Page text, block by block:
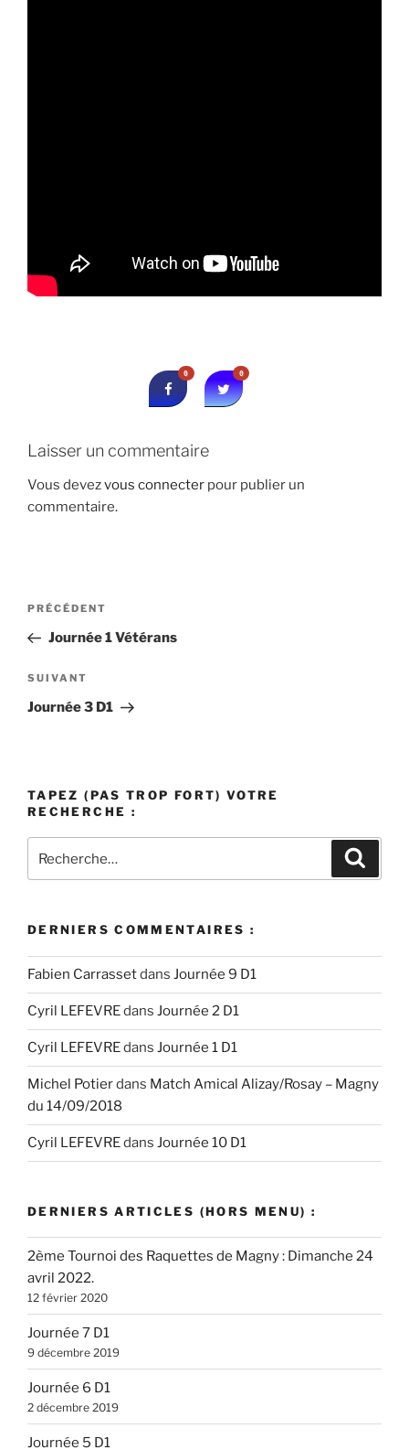
0 0
Laisser un commentaire
Vous devezvous connecter pour publier un
commentaire.
Navigation
l’article
Article
précédent
PRÉCÉDENT
Journée 1 Vétérans
Article
suivant
SUIVANT
Journée 3 D1
TAPEZ (PAS TROP FORT) VOTRE
RECHERCHE :
pour
DERNIERS COMMENTAIRES :
Fabien Carrassetdans Journée 9 D1
Cyril LEFEVREdans Journée 2 D1
Cyril LEFEVREdans Journée 1 D1
Michel Potierdans Match Amical Alizay/Rosay – Magny
du 14/09/2018
Cyril LEFEVREdans Journée 10 D1
DERNIERS ARTICLES (HORS MENU) :
2ème Tournoi des Raquettes de Magny : Dimanche 24
avril 2022.
12 février 2020
Journée 7 D1
9 décembre 2019
Journée 6 D1
2 décembre 2019
Journée 5 D1